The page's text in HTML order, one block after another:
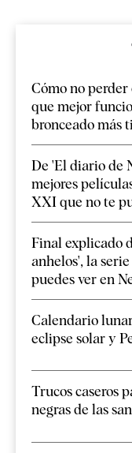
Cómo no perder
que mejor
bronceado más
De 'El diario de
mejores
XXI que no te
Final explicado
anhelos', la
puedes ver en
Calendario
eclipse solar y
Trucos caseros
negras de las